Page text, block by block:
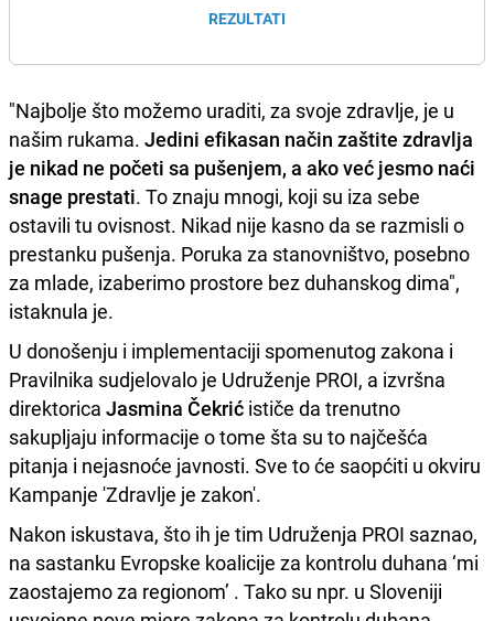
REZULTATI
"Najbolje što možemo uraditi, za svoje zdravlje, je u
našim rukama. Jedini efikasan način zaštite zdravlja
je nikad ne početi sa pušenjem, a ako već jesmo naći
snage prestati. To znaju mnogi, koji su iza sebe
ostavili tu ovisnost. Nikad nije kasno da se razmisli o
prestanku pušenja. Poruka za stanovništvo, posebno
za mlade, izaberimo prostore bez duhanskog dima",
istaknula je.
U donošenju i implementaciji spomenutog zakona i
Pravilnika sudjelovalo je Udruženje PROI, a izvršna
direktorica Jasmina Čekrić ističe da trenutno
sakupljaju informacije o tome šta su to najčešća
pitanja i nejasnoće javnosti. Sve to će saopćiti u okviru
Kampanje 'Zdravlje je zakon'.
Nakon iskustava, što ih je tim Udruženja PROI saznao,
na sastanku Evropske koalicije za kontrolu duhana ‘mi
zaostajemo za regionom’ . Tako su npr. u Sloveniji